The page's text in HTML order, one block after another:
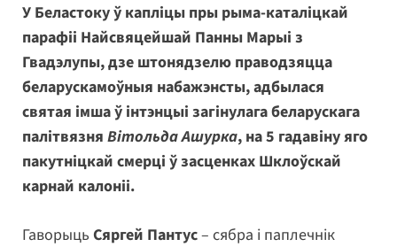
У Беластоку ў капліцы пры рыма-каталіцкай
парафіі Найсвяцейшай Панны Марыі з
Гвадэлупы, дзе штонядзелю праводзяцца
беларускамоўныя набажэнсты, адбылася
святая імша ў інтэнцыі загінулага беларускага
палітвязня Вітольда Ашурка, на 5 гадавіну яго
пакутніцкай смерці ў засценках Шклоўскай
карнай калоніі.
Гаворыць Сяргей Пантус– сябра і паплечнік